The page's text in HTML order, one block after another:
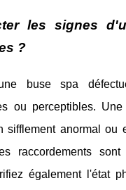
les signes
?
buse spa
ou perceptibles.
sifflement anormal ou
raccordements
également l'état